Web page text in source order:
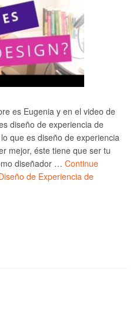
es Eugenia y en el video de
diseño de experiencia de
que es diseño de experiencia
mejor, éste tiene que ser tu
diseñador … Continue
de Experiencia de